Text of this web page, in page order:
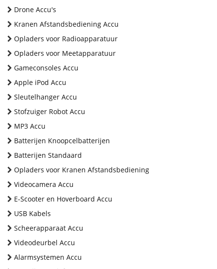
Drone Accu's
Kranen Afstandsbediening Accu
Opladers voor Radioapparatuur
Opladers voor Meetapparatuur
Gameconsoles Accu
Apple iPod Accu
Sleutelhanger Accu
Stofzuiger Robot Accu
MP3 Accu
Batterijen Knoopcelbatterijen
Batterijen Standaard
Opladers voor Kranen Afstandsbediening
Videocamera Accu
E-Scooter en Hoverboard Accu
USB Kabels
Scheerapparaat Accu
Videodeurbel Accu
Alarmsystemen Accu